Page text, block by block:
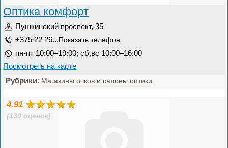
Оптика комфорт
Пушкинский проспект, 35
+375 22 26... Показать телефон
пн-пт 10:00–19:00; сб,вс 10:00–16:00
Посмотреть на карте
Рубрики: Магазины очков и салоны оптики
4.91
(130 оценок)